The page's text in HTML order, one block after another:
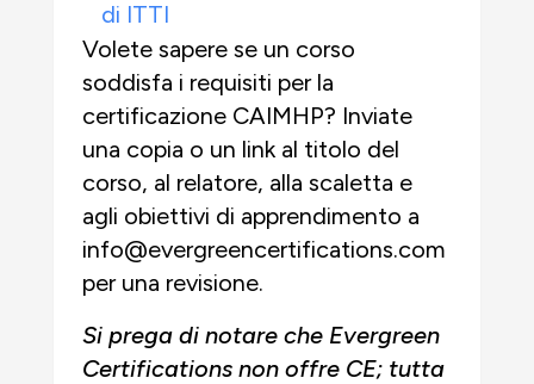
di ITTI
Volete sapere se un corso
soddisfa i requisiti per la
certificazione CAIMHP? Inviate
una copia o un link al titolo del
corso, al relatore, alla scaletta e
agli obiettivi di apprendimento a
info@evergreencertifications.com
per una revisione.
Si prega di notare che Evergreen
Certifications non offre CE; tutta